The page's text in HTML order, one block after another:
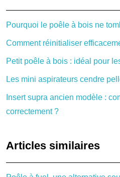
Pourquoi le poêle à bois ne
Comment réinitialiser
Petit poêle à bois : idéal pour
Les mini aspirateurs cendre
Insert supra ancien modèle :
correctement ?
Articles similaires